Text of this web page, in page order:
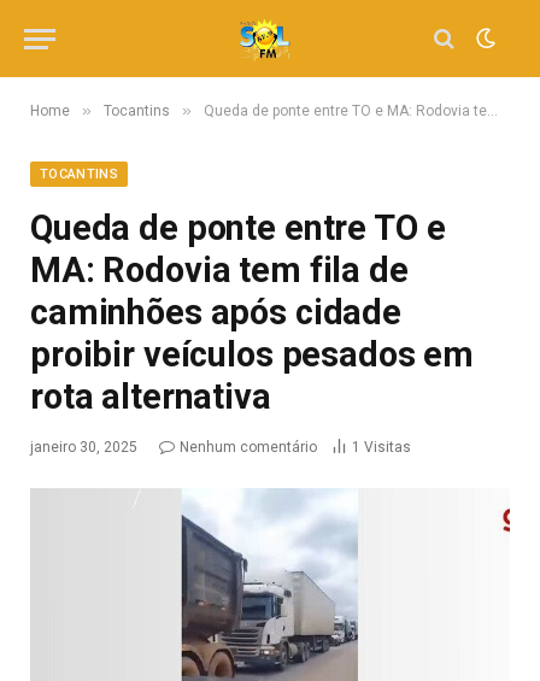
Home » Tocantins » Queda de ponte entre TO e MA: Rodovia tem fila de caminhões após cidade proibir veículos pesados em rota alternativa
TOCANTINS
Queda de ponte entre TO e
MA: Rodovia tem fila de
caminhões após cidade
proibir veículos pesados em
rota alternativa
janeiro 30, 2025 Nenhum comentário 1 Visitas